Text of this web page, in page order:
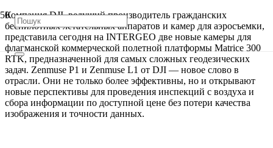
Компания DJI, ведущий производитель гражданских
беспилотных летательных аппаратов и камер для аэросъемки,
представила сегодня на INTERGEO две новые камеры для
флагманской коммерческой полетной платформы Matrice 300
RTK, предназначенной для самых сложных геодезических
задач. Zenmuse P1 и Zenmuse L1 от DJI — новое слово в
отрасли. Они не только более эффективны, но и открывают
новые перспективы для проведения инспекций с воздуха и
сбора информации по доступной цене без потери качества
изображения и точности данных.